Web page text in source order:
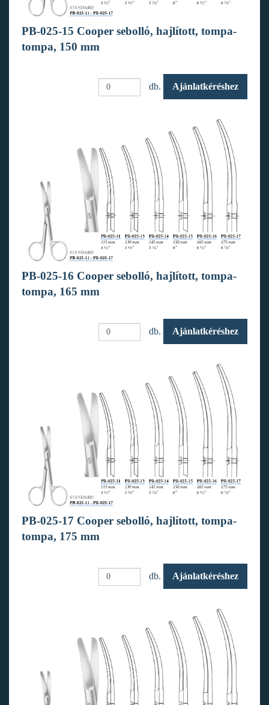
PB-025-15 Cooper sebolló, hajlított, tompa-
tompa, 150 mm
db. Ajánlatkéréshez
PB-025-16 Cooper sebolló, hajlított, tompa-
tompa, 165 mm
db. Ajánlatkéréshez
PB-025-17 Cooper sebolló, hajlított, tompa-
tompa, 175 mm
db. Ajánlatkéréshez